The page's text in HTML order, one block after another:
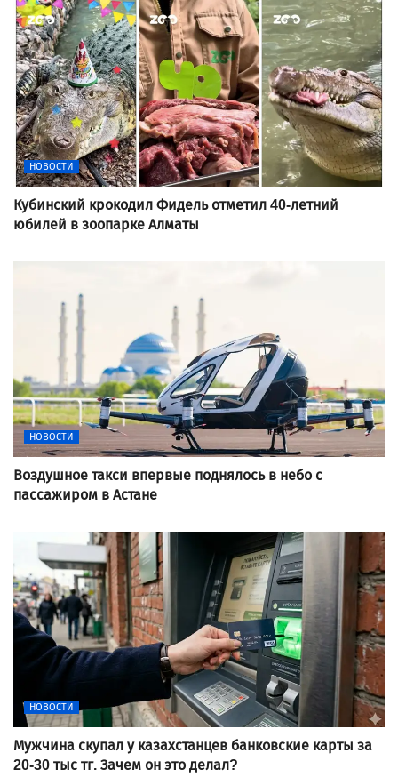
НОВОСТИ
Кубинский крокодил Фидель отметил 40-летний
юбилей в зоопарке Алматы
НОВОСТИ
Воздушное такси впервые поднялось в небо с
пассажиром в Астане
НОВОСТИ
Мужчина скупал у казахстанцев банковские карты за
20-30 тыс тг. Зачем он это делал?